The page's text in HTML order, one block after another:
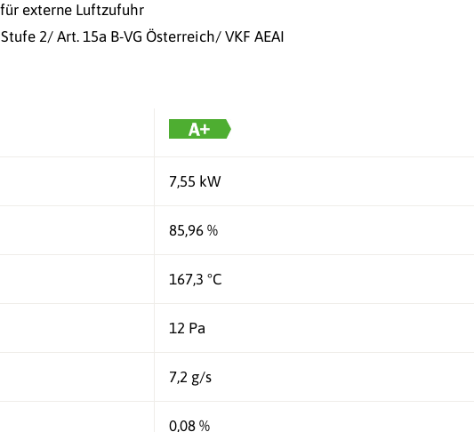
externe Luftzufuhr
2/ Art. 15a B-VG Österreich/ VKF AEAI
7,55 kW
85,96 %
167,3 °C
12 Pa
7,2 g/s
0,08 %